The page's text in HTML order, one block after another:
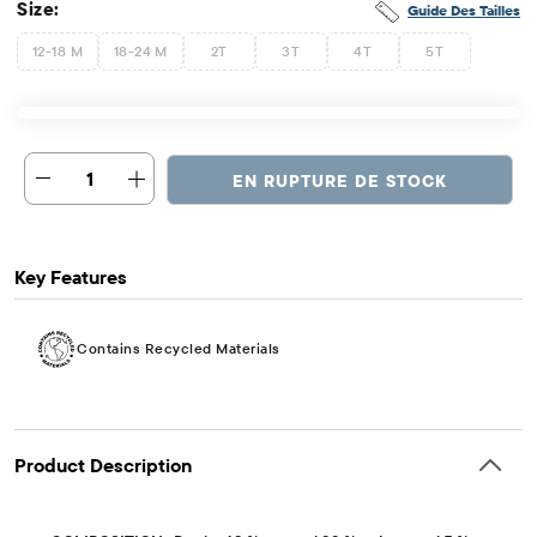
Guide Des Tailles
Size:
12-18 M 18-24 M 2T 3T 4T 5T
1 EN RUPTURE DE STOCK
Key Features
Contains Recycled Materials
Product Description